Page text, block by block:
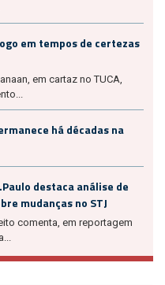
em tempos de certezas
em cartaz no TUCA,
há décadas na
destaca análise de
mudanças no STJ
comenta, em reportagem